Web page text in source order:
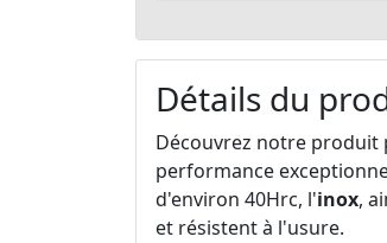
Détails du
Découvrez notre produit
performance
d'environ 40Hrc, l'inox,
et résistent à l'usure.